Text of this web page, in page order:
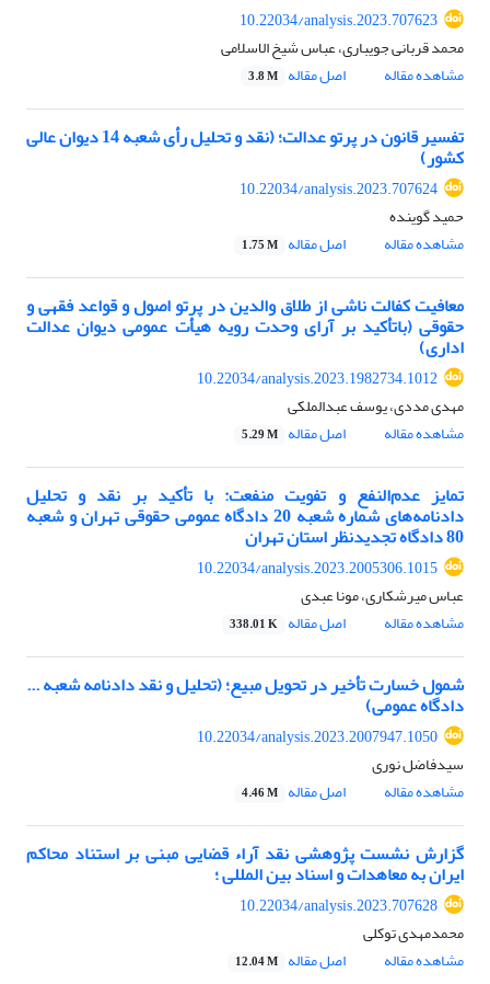
10.22034/analysis.2023.707623
محمد قربانی جویباری، عباس شیخ الاسلامی
مشاهده مقاله
اصل مقاله 3.8 M
تفسیر قانون در پرتو عدالت؛ (نقد و تحلیل رأی شعبه 14 دیوان عالی
کشور)
10.22034/analysis.2023.707624
حمید گوینده
مشاهده مقاله
اصل مقاله 1.75 M
معافیت کفالت ناشی از طلاق والدین در پرتو اصول و قواعد فقهی و
حقوقی (باتأکید بر آرای وحدت رویه هیأت عمومی دیوان عدالت
اداری)
10.22034/analysis.2023.1982734.1012
مهدی مددی، یوسف عبدالملکی
مشاهده مقاله
اصل مقاله 5.29 M
تمایز عدم‌النفع و تفویت منفعت: با تأکید بر نقد و تحلیل
دادنامه‌های شماره شعبه 20 دادگاه عمومی حقوقی تهران و شعبه
80 دادگاه تجدیدنظر استان تهران
10.22034/analysis.2023.2005306.1015
عباس میرشکاری، مونا عبدی
مشاهده مقاله
اصل مقاله 338.01 K
شمول خسارت تأخیر در تحویل مبیع؛ (تحلیل و نقد دادنامه شعبه ...
دادگاه عمومی)
10.22034/analysis.2023.2007947.1050
سیدفاضل نوری
مشاهده مقاله
اصل مقاله 4.46 M
گزارش نشست پژوهشی نقد آراء قضایی مبنی بر استناد محاکم
ایران به معاهدات و اسناد بین المللی ؛
10.22034/analysis.2023.707628
محمدمهدی توکلی
مشاهده مقاله
اصل مقاله 12.04 M